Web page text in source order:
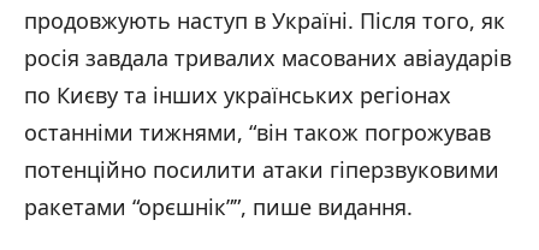
продовжують наступ в Україні. Після того, як
росія завдала тривалих масованих авіаударів
по Києву та інших українських регіонах
останніми тижнями, “він також погрожував
потенційно посилити атаки гіперзвуковими
ракетами “орєшнік””, пише видання.